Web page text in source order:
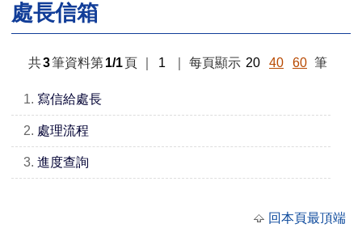
處長信箱
共3筆資料第1/1頁 1 每頁顯示 20 40 60 筆
1. 寫信給處長
2. 處理流程
3. 進度查詢
回本頁最頂端